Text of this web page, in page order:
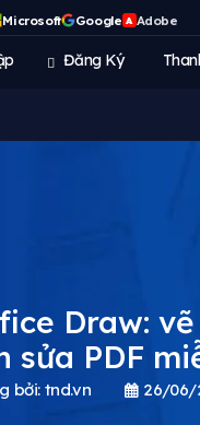
Microsoft Google A Adobe
Đăng Ký
Draw:
sửa PDF
bởi: tnd.vn 26/06/